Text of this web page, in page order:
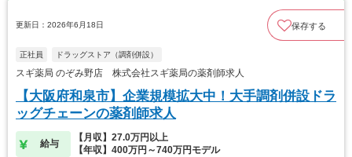
更新日：2026年6月18日 保存する
正社員 ドラッグストア（調剤併設）
スギ薬局 のぞみ野店 株式会社スギ薬局の薬剤師求人
【大阪府和泉市】企業規模拡大中！大手調剤併設ドラ
ッグチェーンの薬剤師求人
給与
【月収】27.0万円以上
【年収】400万円～740万円モデル